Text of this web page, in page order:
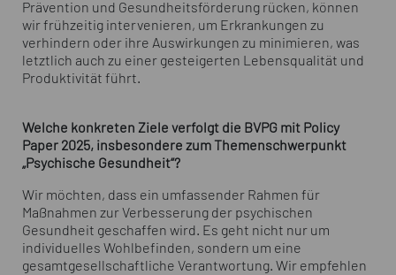
Prävention und Gesundheitsförderung rücken, können
wir frühzeitig intervenieren, um Erkrankungen zu
verhindern oder ihre Auswirkungen zu minimieren, was
letztlich auch zu einer gesteigerten Lebensqualität und
Produktivität führt.
Welche konkreten Ziele verfolgt die BVPG mit Policy
Paper 2025, insbesondere zum Themenschwerpunkt
„Psychische Gesundheit“?
Wir möchten, dass ein umfassender Rahmen für
Maßnahmen zur Verbesserung der psychischen
Gesundheit geschaffen wird. Es geht nicht nur um
individuelles Wohlbefinden, sondern um eine
gesamtgesellschaftliche Verantwortung. Wir empfehlen